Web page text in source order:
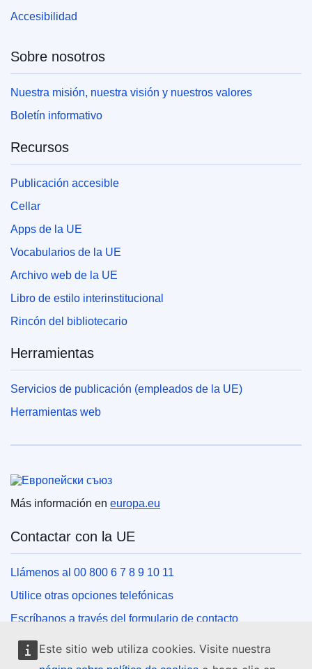
Este sitio web utiliza cookies. Visite nuestra
Accesibilidad
Sobre nosotros
Nuestra misión, nuestra visión y nuestros valores
Boletín informativo
Recursos
Publicación accesible
Cellar
Apps de la UE
Vocabularios de la UE
Archivo web de la UE
Libro de estilo interinstitucional
Rincón del bibliotecario
Herramientas
Servicios de publicación (empleados de la UE)
Herramientas web
Más información en europa.eu
Contactar con la UE
Llámenos al 00 800 6 7 8 9 10 11
Utilice otras opciones telefónicas
Escríbanos a través del formulario de contacto
Venga a conocernos a una de las oficinas de la UE